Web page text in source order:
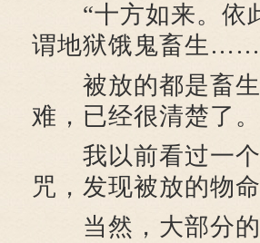
“十方如来。依
谓地狱饿鬼畜生
被放的都是畜生
难，已经很清楚了。
我以前看过一个
咒，发现被放的物
当然，大部分的